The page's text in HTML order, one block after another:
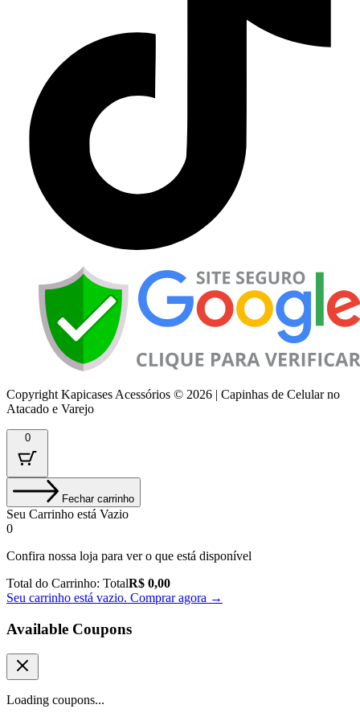
Copyright Kapicases Acessórios © 2026 | Capinhas de Celular no
Atacado e Varejo
0
Fechar carrinho
Seu Carrinho está Vazio
0
Confira nossa loja para ver o que está disponível
Total do Carrinho: TotalR$ 0,00
Seu carrinho está vazio. Comprar agora →
Available Coupons
Loading coupons...